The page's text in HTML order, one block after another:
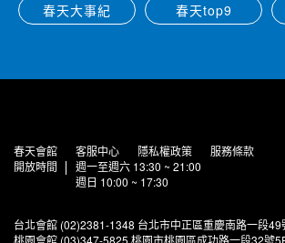
春天大事紀 春天top9
春天會館 客服中心 隱私權政策
服務條款
開放時間
週一至週六 13:30 ~ 21:00
週日 10:00 ~ 17:30
台北會館 (02)2381-1348 台北市中正區重慶南路一段49